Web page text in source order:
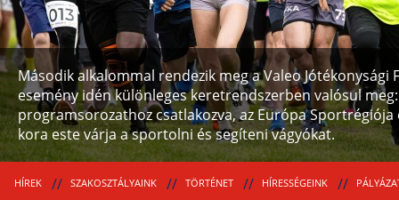
Második alkalommal rendezik meg a Valeo Jótékonysági
esemény idén különleges keretrendszerben valósul meg:
programsorozathoz csatlakozva, az Európa
kora este várja a sportolni és segíteni vágyókat.
HÍREK SZAKOSZTÁLYAINK TÖRTÉNET HÍRESSÉGEINK